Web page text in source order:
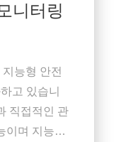
니터링
능형 안전
고 있습니
직접적인 관
이며 지능형